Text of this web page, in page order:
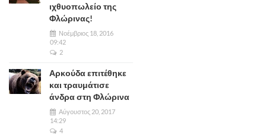
ιχθυοπωλείο της
Φλώρινας!
Νοέμβριος 18, 2016
09:42
2
Αρκούδα επιτέθηκε
και τραυμάτισε
άνδρα στη Φλώρινα
Αύγουστος 20, 2017
14:29
4